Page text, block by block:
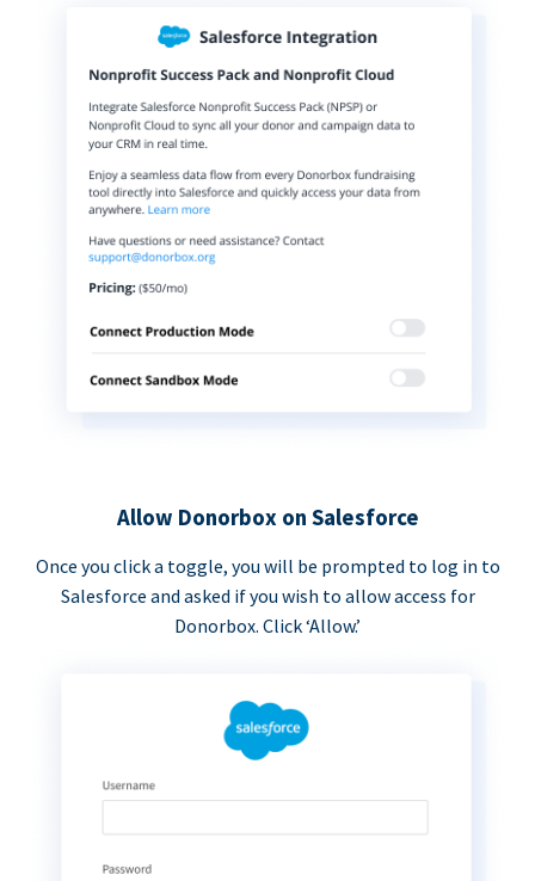
Allow Donorbox on Salesforce
Once you click a toggle, you will be prompted to log in to
Salesforce and asked if you wish to allow access for
Donorbox. Click ‘Allow.’